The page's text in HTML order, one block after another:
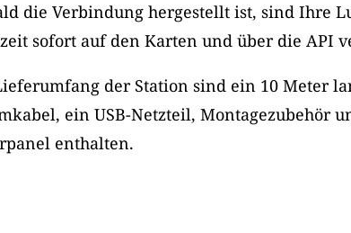
die Verbindung hergestellt ist, sind Ihre
sofort auf den Karten und über die API
der Station sind ein 10 Meter
ein USB-Netzteil, Montagezubehör
enthalten.